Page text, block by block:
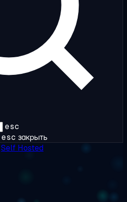
esc
esc закрыть
Self Hosted